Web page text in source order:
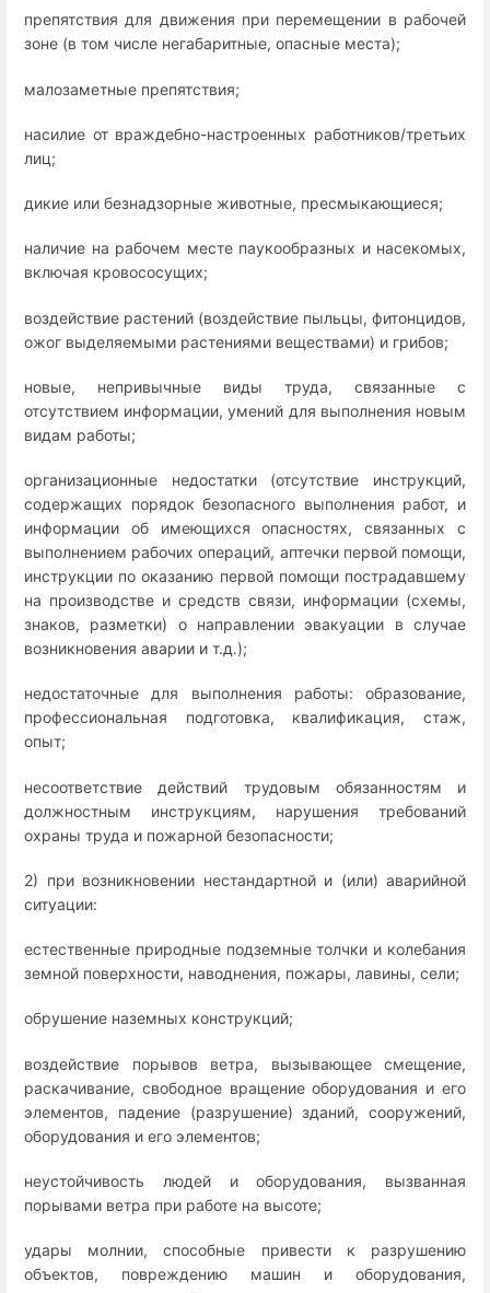
препятствия для движения при перемещении в рабочей
зоне (в том числе негабаритные, опасные места);
малозаметные препятствия;
насилие от враждебно-настроенных работников/третьих
лиц;
дикие или безнадзорные животные, пресмыкающиеся;
наличие на рабочем месте паукообразных и насекомых,
включая кровососущих;
воздействие растений (воздействие пыльцы, фитонцидов,
ожог выделяемыми растениями веществами) и грибов;
новые, непривычные виды труда, связанные с
отсутствием информации, умений для выполнения новым
видам работы;
организационные недостатки (отсутствие инструкций,
содержащих порядок безопасного выполнения работ, и
информации об имеющихся опасностях, связанных с
выполнением рабочих операций, аптечки первой помощи,
инструкции по оказанию первой помощи пострадавшему
на производстве и средств связи, информации (схемы,
знаков, разметки) о направлении эвакуации в случае
возникновения аварии и т.д.);
недостаточные для выполнения работы: образование,
профессиональная подготовка, квалификация, стаж,
опыт;
несоответствие действий трудовым обязанностям и
должностным инструкциям, нарушения требований
охраны труда и пожарной безопасности;
2) при возникновении нестандартной и (или) аварийной
ситуации:
естественные природные подземные толчки и колебания
земной поверхности, наводнения, пожары, лавины, сели;
обрушение наземных конструкций;
воздействие порывов ветра, вызывающее смещение,
раскачивание, свободное вращение оборудования и его
элементов, падение (разрушение) зданий, сооружений,
оборудования и его элементов;
неустойчивость людей и оборудования, вызванная
порывами ветра при работе на высоте;
удары молнии, способные привести к разрушению
объектов, повреждению машин и оборудования,